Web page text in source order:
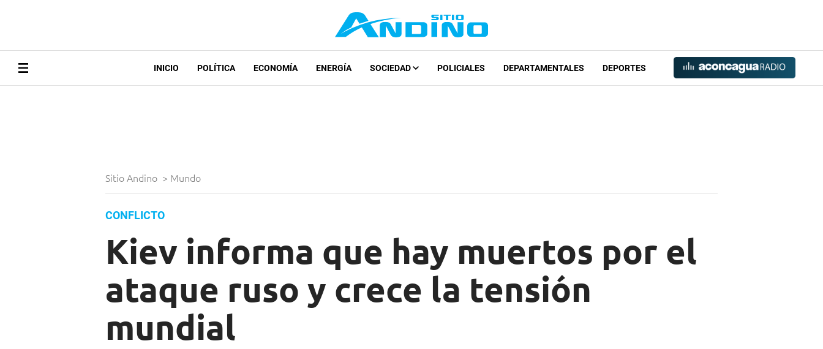
INICIO POLÍTICA ECONOMÍA ENERGÍA SOCIEDAD POLICIALES DEPARTAMENTALES DEPORTES
Sitio Andino > Mundo
CONFLICTO
Kiev informa que hay muertos por el
ataque ruso y crece la tensión
mundial